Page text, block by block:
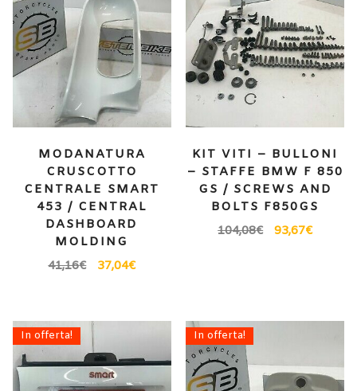
MODANATURA
CRUSCOTTO
CENTRALE SMART
453 / CENTRAL
DASHBOARD
MOLDING
41,16€ 37,04€
KIT VITI – BULLONI
– STAFFE BMW F 850
GS / SCREWS AND
BOLTS F850GS
104,08€ 93,67€
In offerta! In offerta!